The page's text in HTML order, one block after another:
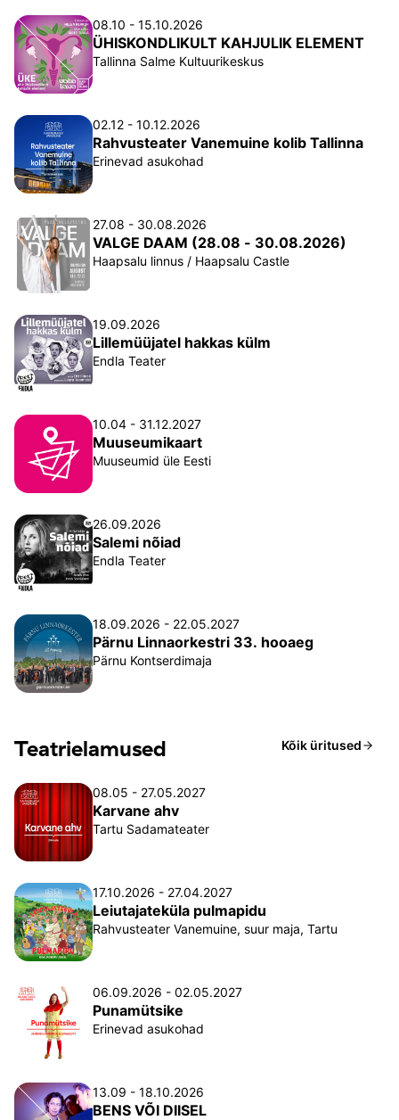
08.10 - 15.10.2026
ÜHISKONDLIKULT KAHJULIK ELEMENT
Tallinna Salme Kultuurikeskus
02.12 - 10.12.2026
Rahvusteater Vanemuine kolib Tallinna
Erinevad asukohad
27.08 - 30.08.2026
VALGE DAAM (28.08 - 30.08.2026)
Haapsalu linnus / Haapsalu Castle
19.09.2026
Lillemüüjatel hakkas külm
Endla Teater
10.04 - 31.12.2027
Muuseumikaart
Muuseumid üle Eesti
26.09.2026
Salemi nõiad
Endla Teater
18.09.2026 - 22.05.2027
Pärnu Linnaorkestri 33. hooaeg
Pärnu Kontserdimaja
Teatrielamused Kõik üritused
08.05 - 27.05.2027
Karvane ahv
Tartu Sadamateater
17.10.2026 - 27.04.2027
Leiutajateküla pulmapidu
Rahvusteater Vanemuine, suur maja, Tartu
06.09.2026 - 02.05.2027
Punamütsike
Erinevad asukohad
13.09 - 18.10.2026
BENS VÕI DIISEL